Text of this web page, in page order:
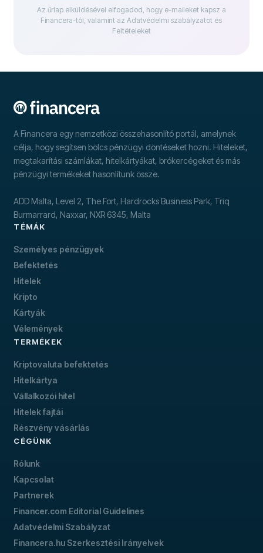
Az űrlap elküldésével elfogadod, hogy e-maileket kapsz a
Financera-tól, valamint az Adatvédelmi szabályzatot és
Feltételeket
A Financera egy nemzetközi összehasonlító portál, amelynek
célja, hogy segítsen bölcs pénzügyi döntéseket hozni. Hiteleket,
megtakarítási számlákat, hitelkártyákat, brókercégeket és más
pénzügyi termékeket hasonlítunk össze.
ADD Malta, Level 2, The Fort, Hardrocks Business Park, Triq
Burmarrard, Naxxar, NXR 6345, Malta
TÉMÁK
Személyes pénzügyek
Befektetés
Hitelek
Kripto
Kártyák
Vélemények
TERMÉKEK
Kriptovaluta befektetés
Hitelkártya
Vállalkozói hitel
Hitelek fajtái
Részvény vásárlás
CÉGÜNK
Rólunk
Kapcsolat
Partnerek
Financer.com Editorial Guidelines
Adatvédelmi Szabályzat
Financera.hu Szerkesztési Irányelvek